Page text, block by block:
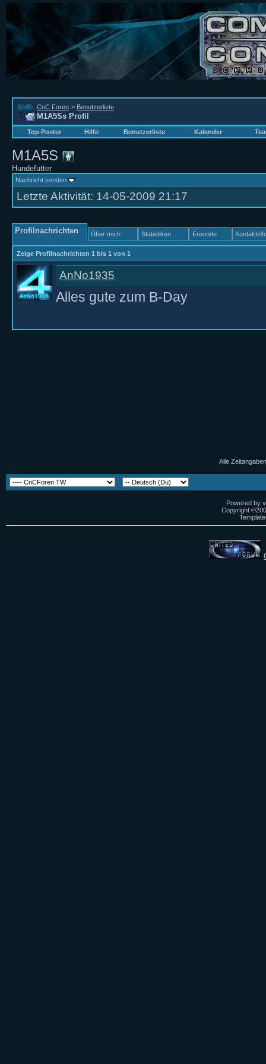
CnC Foren > Benutzerliste
M1A5Ss Profil
Top Poster Hilfe Benutzerliste Kalender
M1A5S
Hundefutter
Nachricht senden
Letzte Aktivität: 14-05-2009 21:17
Profilnachrichten Über mich Statistiken Freunde
Zeige Profilnachrichten 1 bis 1 von 1
AnNo1935
Alles gute zum B-Day
Alle
Powered by
Copyright